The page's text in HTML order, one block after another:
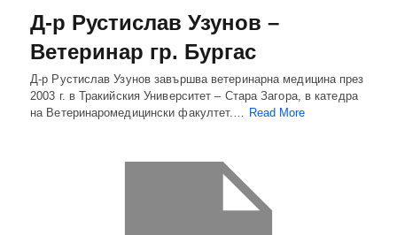
Д-р Рустислав Узунов –
Ветеринар гр. Бургас
Д-р Рустислав Узунов завършва ветеринарна медицина през
2003 г. в Тракийския Университет – Стара Загора, в катедра
на Ветеринаромедицински факултет.… Read More